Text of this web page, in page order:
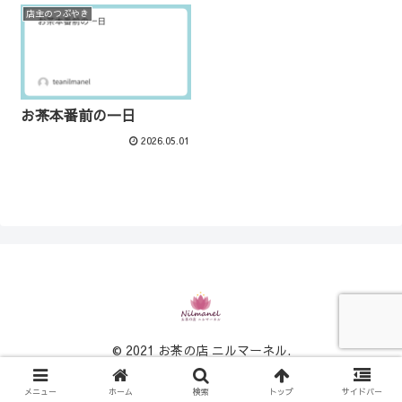
店主のつぶやき
お茶本番前の一日
2026.05.01
© 2021 お茶の店 ニルマーネル.
メニュー ホーム 検索 トップ サイドバー